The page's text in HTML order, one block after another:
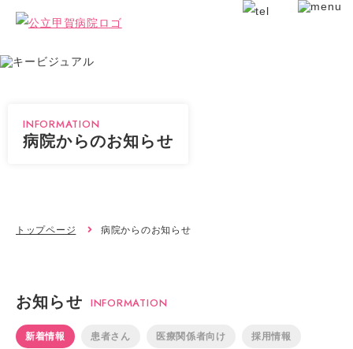
INFORMATION
病院からのお知らせ
トップページ 病院からのお知らせ
お知らせ INFORMATION
新着情報 患者さん 医療関係者向け 採用情報